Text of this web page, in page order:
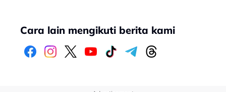
Cara lain mengikuti berita kami